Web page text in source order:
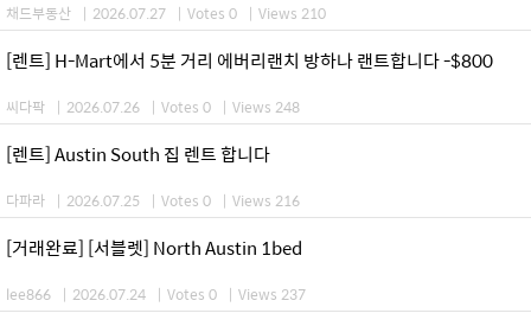
채드부동산 | 2026.07.27 | Votes 0 | Views 210
[렌트] H-Mart에서 5분 거리 에버리랜치 방하나 랜트합니다 -$800
씨다팍 | 2026.07.26 | Votes 0 | Views 248
[렌트] Austin South 집 렌트 합니다
다파라 | 2026.07.25 | Votes 0 | Views 216
[거래완료] [서블렛] North Austin 1bed
lee866 | 2026.07.24 | Votes 0 | Views 237